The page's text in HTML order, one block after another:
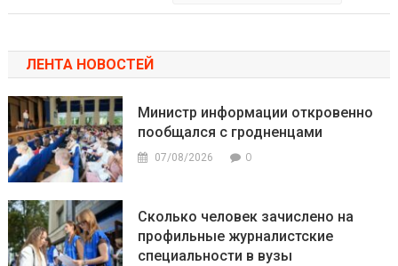
ЛЕНТА НОВОСТЕЙ
Министр информации откровенно
пообщался с гродненцами
07/08/2026 0
Сколько человек зачислено на
профильные журналистские
специальности в вузы